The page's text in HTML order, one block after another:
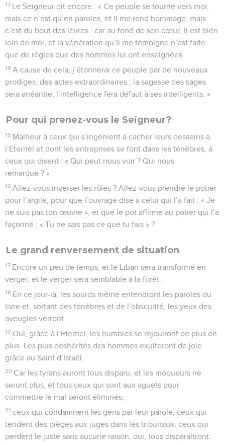
13 Le Seigneur dit encore : « Ce peuple se tourne vers moi,
mais ce n’est qu’en paroles, et il me rend hommage, mais
c’est du bout des lèvres : car au fond de son cœur, il est bien
loin de moi, et la vénération qu’il me témoigne n’est faite
que de règles que des hommes lui ont enseignées.
14 A cause de cela, j’étonnerai ce peuple par de nouveaux
prodiges, des actes extraordinaires ; la sagesse des sages
sera anéantie, l’intelligence fera défaut à ses intelligents. »
Pour qui prenez-vous le Seigneur?
15 Malheur à ceux qui s’ingénient à cacher leurs desseins à
l’Eternel et dont les entreprises se font dans les ténèbres, à
ceux qui disent : « Qui peut nous voir ? Qui nous
remarque ? »
16 Allez-vous inverser les rôles ? Allez-vous prendre le potier
pour l’argile, pour que l’ouvrage dise à celui qui l’a fait : « Je
ne suis pas ton œuvre », et que le pot affirme au potier qui l’a
façonné : « Tu ne sais pas ce que tu fais » ?
Le grand renversement de situation
17 Encore un peu de temps, et le Liban sera transformé en
verger, et le verger sera semblable à la forêt.
18 En ce jour-là, les sourds même entendront les paroles du
livre et, sortant des ténèbres et de l’obscurité, les yeux des
aveugles verront.
19 Oui, grâce à l’Eternel, les humbles se réjouiront de plus en
plus. Les plus déshérités des hommes exulteront de joie
grâce au Saint d’Israël.
20 Car les tyrans auront tous disparu, et les moqueurs ne
seront plus, et tous ceux qui sont aux aguets pour
commettre le mal seront éliminés,
21 ceux qui condamnent les gens par leur parole, ceux qui
tendent des pièges aux juges dans les tribunaux, ceux qui
perdent le juste sans aucune raison, oui, tous disparaîtront.